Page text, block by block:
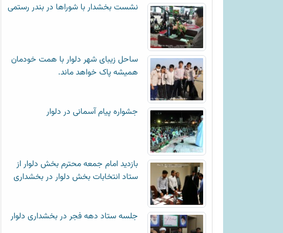
نشست بخشدار با شوراها در بندر رستمی
ساحل زیبای شهر دلوار با همت خودمان
همیشه پاک خواهد ماند.
جشواره پیام آسمانی در دلوار
بازدید امام جمعه محترم بخش دلوار از
ستاد انتخابات بخش دلوار در بخشداری
جلسه ستاد دهه فجر در بخشداری دلوار